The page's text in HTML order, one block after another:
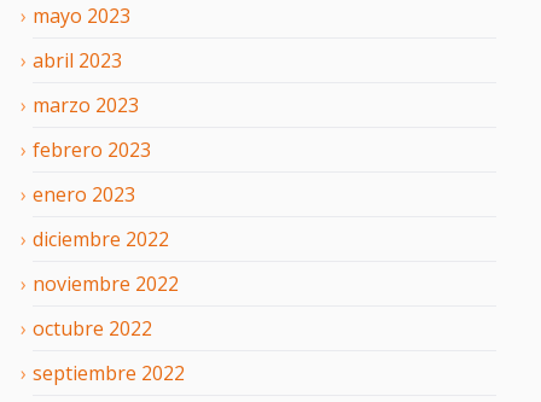
mayo 2023
abril 2023
marzo 2023
febrero 2023
enero 2023
diciembre 2022
noviembre 2022
octubre 2022
septiembre 2022